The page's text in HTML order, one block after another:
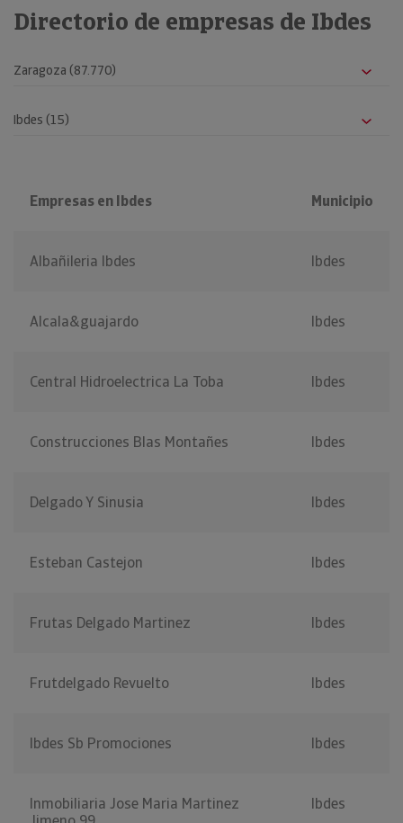
Directorio de empresas de Ibdes
Empresas en Ibdes Municipio
Albañileria Ibdes Ibdes
Alcala&guajardo Ibdes
Central Hidroelectrica La Toba Ibdes
Construcciones Blas Montañes Ibdes
Delgado Y Sinusia Ibdes
Esteban Castejon Ibdes
Frutas Delgado Martinez Ibdes
Frutdelgado Revuelto Ibdes
Ibdes Sb Promociones Ibdes
Inmobiliaria Jose Maria Martinez
Ibdes